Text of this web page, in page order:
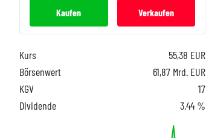
Kaufen Verkaufen
Kurs 55,38 EUR
Börsenwert
61,87 Mrd. EUR
KGV
17
Dividende
3,44 %